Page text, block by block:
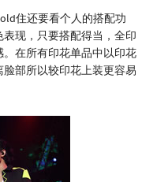
住还要看个人的搭配功
现，只要搭配得当，全印
在所有印花单品中以印花
部所以较印花上装更容易